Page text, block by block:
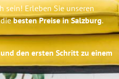
sein! Erleben Sie unseren
diebesten Preise in Salzburg.
den ersten Schritt zu einem